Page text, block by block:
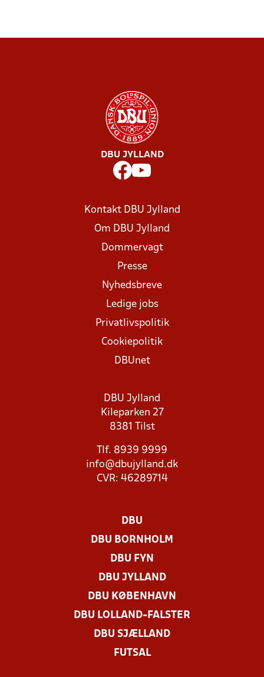
DBU JYLLAND
Kontakt DBU Jylland
Om DBU Jylland
Dommervagt
Presse
Nyhedsbreve
Ledige jobs
Privatlivspolitik
Cookiepolitik
DBUnet
DBU Jylland
Kileparken 27
8381 Tilst
Tlf. 8939 9999
info@dbujylland.dk
CVR: 46289714
DBU
DBU BORNHOLM
DBU FYN
DBU JYLLAND
DBU KØBENHAVN
DBU LOLLAND-FALSTER
DBU SJÆLLAND
FUTSAL